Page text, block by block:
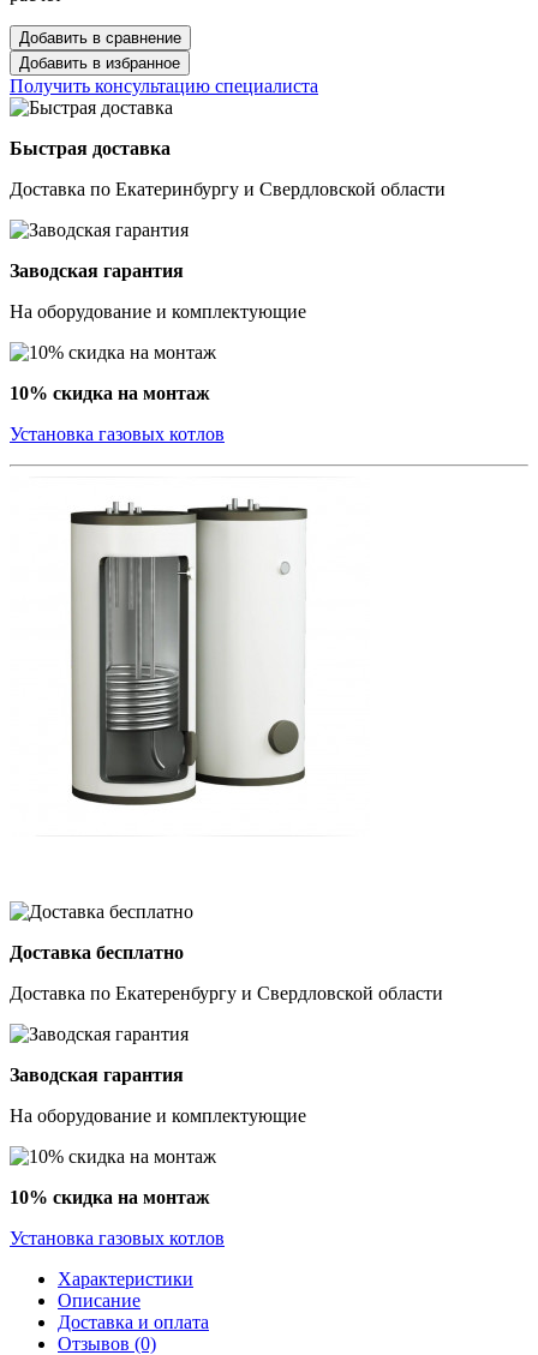
Добавить в сравнение
Добавить в избранное
Получить консультацию специалиста
Быстрая доставка
Доставка по Екатеринбургу и Свердловской области
Заводская гарантия
На оборудование и комплектующие
10% скидка на монтаж
Установка газовых котлов
Доставка бесплатно
Доставка по Екатеренбургу и Свердловской области
Заводская гарантия
На оборудование и комплектующие
10% скидка на монтаж
Установка газовых котлов
Характеристики
Описание
Доставка и оплата
Отзывов (0)